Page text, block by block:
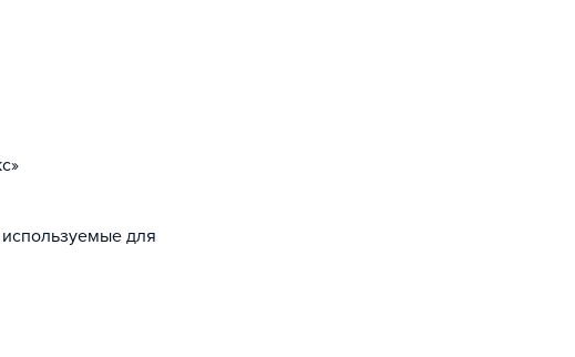
используемые для